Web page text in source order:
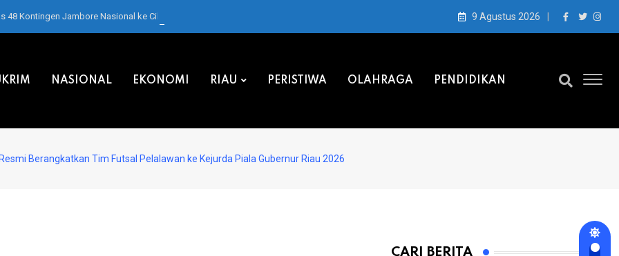
48 Kontingen Jambore Nasional ke Cibubur 9 Agustus 2026
NASIONAL EKONOMI RIAU PERISTIWA OLAHRAGA PENDIDIKAN
Berangkatkan Tim Futsal Pelalawan ke Kejurda Piala Gubernur Riau 2026
CARI BERITA